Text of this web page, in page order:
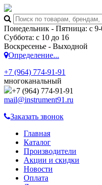
Понедельник - Пятница: с
Суббота: с 10 до 16
Воскресенье - Выходной
Определение...
+7 (964) 774-91-91
многоканальный
+7 (964) 774-91-91
mail@instrument91.ru
Заказать звонок
Главная
Каталог
Производители
Акции и скидки
Новости
Оплата